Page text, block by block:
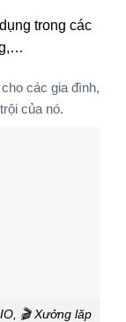
trong các
các gia đình,
của nó.
🎬 Xưởng lăp